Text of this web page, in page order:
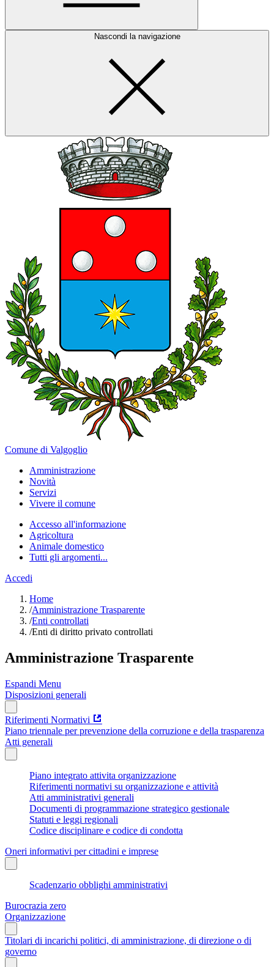
Nascondi la navigazione
Comune di Valgoglio
Amministrazione
Novità
Servizi
Vivere il comune
Accesso all'informazione
Agricoltura
Animale domestico
Tutti gli argomenti...
Accedi
Home
/Amministrazione Trasparente
/Enti controllati
/Enti di diritto privato controllati
Amministrazione Trasparente
Espandi Menu
Disposizioni generali
Riferimenti Normativi
Piano triennale per prevenzione della corruzione e della trasparenza
Atti generali
Piano integrato attivita organizzazione
Riferimenti normativi su organizzazione e attività
Atti amministrativi generali
Documenti di programmazione strategico gestionale
Statuti e leggi regionali
Codice disciplinare e codice di condotta
Oneri informativi per cittadini e imprese
Scadenzario obblighi amministrativi
Burocrazia zero
Organizzazione
Titolari di incarichi politici, di amministrazione, di direzione o di
governo